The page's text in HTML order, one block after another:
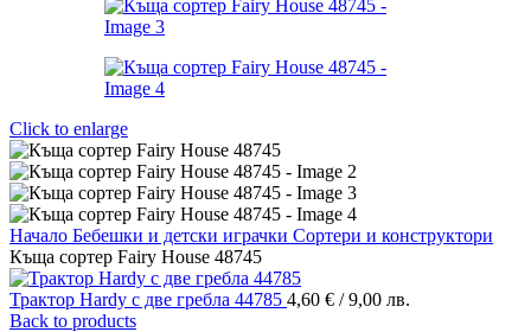
Click to enlarge
Начало Бебешки и детски играчки Сортери и конструктори
Къща сортер Fairy House 48745
Трактор Hardy с две гребла 44785 4,60 € / 9,00 лв.
Back to products